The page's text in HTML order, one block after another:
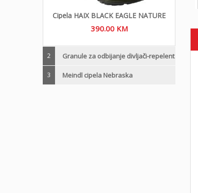
Cipela HAIX BLACK EAGLE NATURE
390.00 KM
2 Granule za odbijanje divljači-repelent
3 Meindl cipela Nebraska